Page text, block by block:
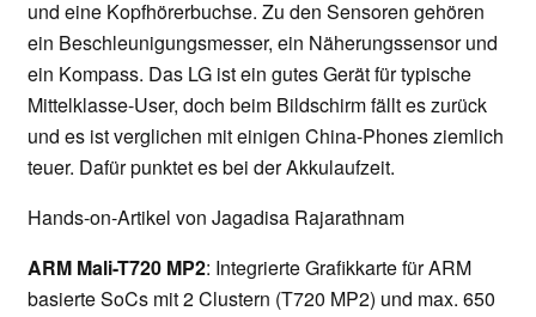
und eine Kopfhörerbuchse. Zu den Sensoren gehören
ein Beschleunigungsmesser, ein Näherungssensor und
ein Kompass. Das LG ist ein gutes Gerät für typische
Mittelklasse-User, doch beim Bildschirm fällt es zurück
und es ist verglichen mit einigen China-Phones ziemlich
teuer. Dafür punktet es bei der Akkulaufzeit.
Hands-on-Artikel von Jagadisa Rajarathnam
ARM Mali-T720 MP2: Integrierte Grafikkarte für ARM
basierte SoCs mit 2 Clustern (T720 MP2) und max. 650